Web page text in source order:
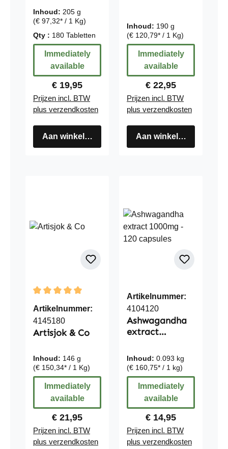
Inhoud: 205 g
(€ 97,32* / 1 Kg)
Qty : 180 Tabletten
Immediately
available
Regular price:
€ 19,95
Prijzen incl. BTW
plus verzendkosten
Aan winkelwagen
grootverpakkin
g
Inhoud: 190 g
(€ 120,79* / 1 Kg)
Immediately
available
Regular price:
€ 22,95
Prijzen incl. BTW
plus verzendkosten
Aan winkelwagen
Artikelnummer:
4145180
Artisjok & Co
Inhoud: 146 g
(€ 150,34* / 1 Kg)
Immediately
available
Regular price:
€ 21,95
Prijzen incl. BTW
plus verzendkosten
Artikelnummer:
4104120
Ashwagandha
extract
capsules
Inhoud: 0.093 kg
(€ 160,75* / 1 kg)
Immediately
available
Regular price:
€ 14,95
Prijzen incl. BTW
plus verzendkosten